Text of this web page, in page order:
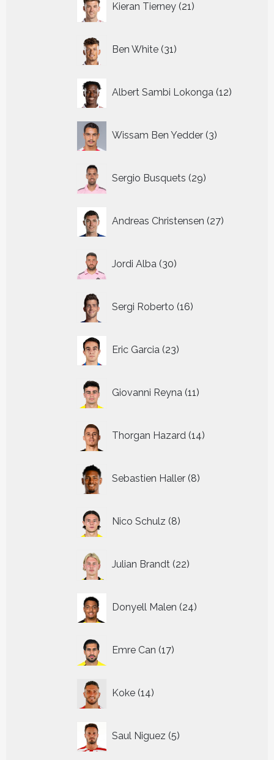
Kieran Tierney 21
producten
Ben White 31
producten
Albert Sambi Lokonga 12
Wissam Ben Yedder 3
producten
Sergio Busquets 29
producten
Andreas Christensen 27
producten
Jordi Alba 30
producten
Sergi Roberto 16
producten
Eric Garcia 23
producten
Giovanni Reyna 11
producten
Thorgan Hazard 14
producten
Sebastien Haller 8
producten
Nico Schulz 8
producten
Julian Brandt 22
producten
Donyell Malen 24
producten
Emre Can 17
producten
Koke 14
producten
Saul Niguez 5
producten